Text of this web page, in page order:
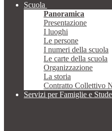
Scuola
Panoramica
Presentazione
I luoghi
Le persone
I numeri della scuola
Le carte della scuola
Organizzazione
La storia
Contratto Collettivo
Servizi per Famiglie e